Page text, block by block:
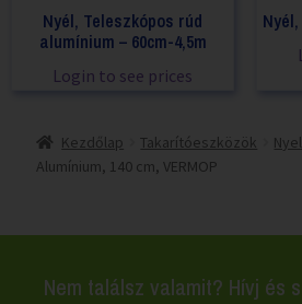
Nyél, Teleszkópos rúd
alumínium – 60cm-4,5m
Login to see prices
Kezdőlap Takarítóeszközök
Alumínium, 140 cm, VERMOP
Nem találsz valamit? Hívj és